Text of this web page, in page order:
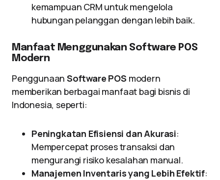
kemampuan CRM untuk mengelola
hubungan pelanggan dengan lebih baik.
Manfaat Menggunakan Software POS
Modern
PenggunaanSoftware POS modern
memberikan berbagai manfaat bagi bisnis di
Indonesia, seperti:
Peningkatan Efisiensi dan Akurasi:
Mempercepat proses transaksi dan
mengurangi risiko kesalahan manual.
Manajemen Inventaris yang Lebih Efektif: